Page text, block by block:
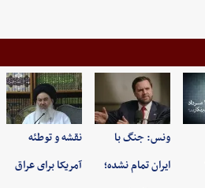
ونس: جنگ با
ایران تمام نشده؛
نقشه و توطئه
آمریکا برای عراق